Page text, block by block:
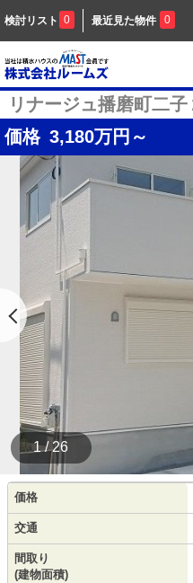
検討リスト 0 最近見た物件 0
リナージュ播磨町二
価格 3,180万円～
1 / 26
価格
交通
間取り
(建物面積)